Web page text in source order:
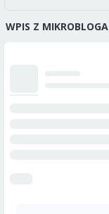
WPIS Z MIKROBLOGA